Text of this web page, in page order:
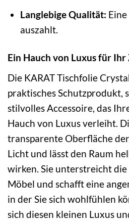
Langlebige Qualität:
auszahlt.
Ein Hauch von Luxus für Ihr
Die KARAT Tischfolie
praktisches Schutzprodukt,
stilvolles Accessoire, das
Hauch von Luxus verleiht.
transparente Oberfläche
Licht und lässt den Raum
wirken. Sie unterstreicht
Möbel und schafft eine
in der Sie sich wohlfühlen
sich diesen kleinen Luxus